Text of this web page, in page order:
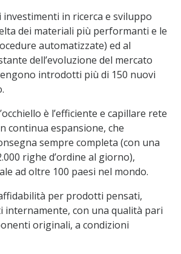
investimenti in ricerca e sviluppo
dei materiali più performanti e le
automatizzate) ed al
dell’evoluzione del mercato
introdotti più di 150 nuovi
è l’efficiente e capillare rete
continua espansione, che
sempre completa (con una
righe d’ordine al giorno),
ad oltre 100 paesi nel mondo.
per prodotti pensati,
internamente, con una qualità pari
originali, a condizioni